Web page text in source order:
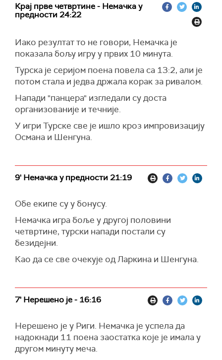
Крај прве четвртине - Немачка у
предности 24:22
Иако резултат то не говори, Немачка је
показала бољу игру у првих 10 минута.
Турска је серијом поена повела са 13:2, али је
потом стала и једва држала корак за ривалом.
Напади "панцера" изгледали су доста
организованије и течније.
У игри Турске све је ишло кроз импровизацију
Османа и Шенгуна.
9' Немачка у предности 21:19
Обе екипе су у бонусу.
Немачка игра боље у другој половини
четвртине, турски напади постали су
безидејни.
Као да се све очекује од Ларкина и Шенгуна.
7' Нерешено је - 16:16
Нерешено је у Риги. Немачка је успела да
надокнади 11 поена заостатка које је имала у
другом минуту меча.